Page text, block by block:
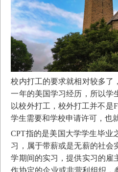
校内打工的要求就相对较多了
一年的美国学习经历，所以学
以校外打工，校外打工并不是
学生需要和学校申请许可，也
CPT指的是美国大学学生毕业
习，属于带薪或是无薪的社会
学期间的实习，提供实习的雇
作协定的企业或非营利组织，
您好，我
点击立即领
残忍拒绝